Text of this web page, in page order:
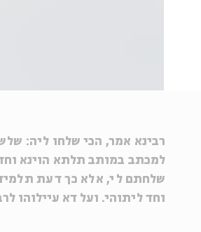
רבינא אמר, הכי שלחו ליה:
למכתב במותב תלתא הוינא
שלחתם לי, אלא כך דעת
וחד ליתוהי. ועל דא עיילוהו